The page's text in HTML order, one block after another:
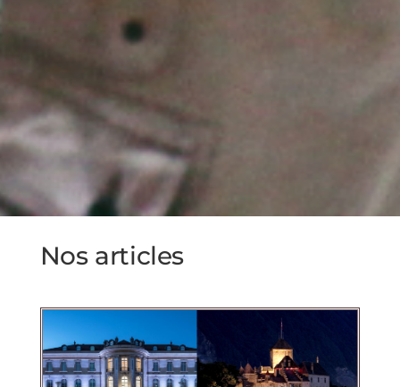
Nos articles